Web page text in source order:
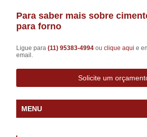
Para saber mais sobre
para forno
Ligue para(11) 95383-4994ouclique aqui e
email.
Solicite um
MENU